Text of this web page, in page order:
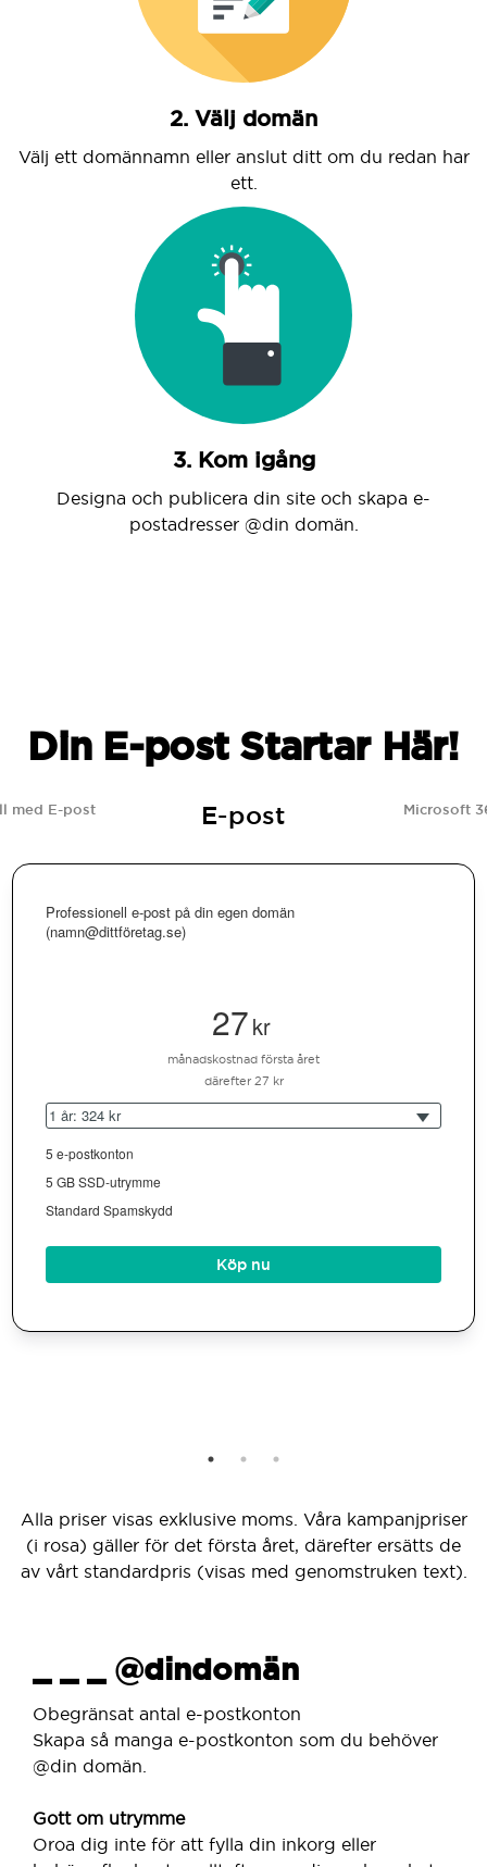
2. Välj domän
Välj ett domännamn eller anslut ditt om du redan har
ett.
3. Kom igång
Designa och publicera din site och skapa e-
postadresser @din domän.
Din E-post Startar Här!
med E-post E-post Microsoft
Professionell e-post på din egen domän
(namn@dittföretag.se)
27kr
månadskostnad första året
därefter 27 kr
1 år: 324 kr
5 e-postkonton
5 GB SSD-utrymme
Standard Spamskydd
Köp nu
Alla priser visas exklusive moms. Våra kampanjpriser
(i rosa) gäller för det första året, därefter ersätts de
av vårt standardpris (visas med genomstruken text).
_ _ _ @dindomän
Obegränsat antal e-postkonton
Skapa så manga e-postkonton som du behöver
@din domän.
Gott om utrymme
Oroa dig inte för att fylla din inkorg eller